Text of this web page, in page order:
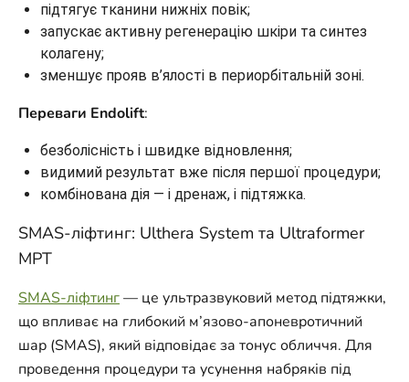
підтягує тканини нижніх повік;
запускає активну регенерацію шкіри та синтез
колагену;
зменшує прояв в’ялості в периорбітальній зоні.
Переваги Endolift:
безболісність і швидке відновлення;
видимий результат вже після першої процедури;
комбінована дія — і дренаж, і підтяжка.
SMAS-ліфтинг: Ulthera System та Ultraformer
MPT
SMAS-ліфтинг— це ультразвуковий метод підтяжки,
що впливає на глибокий м’язово-апоневротичний
шар (SMAS), який відповідає за тонус обличчя. Для
проведення процедури та усунення набряків під